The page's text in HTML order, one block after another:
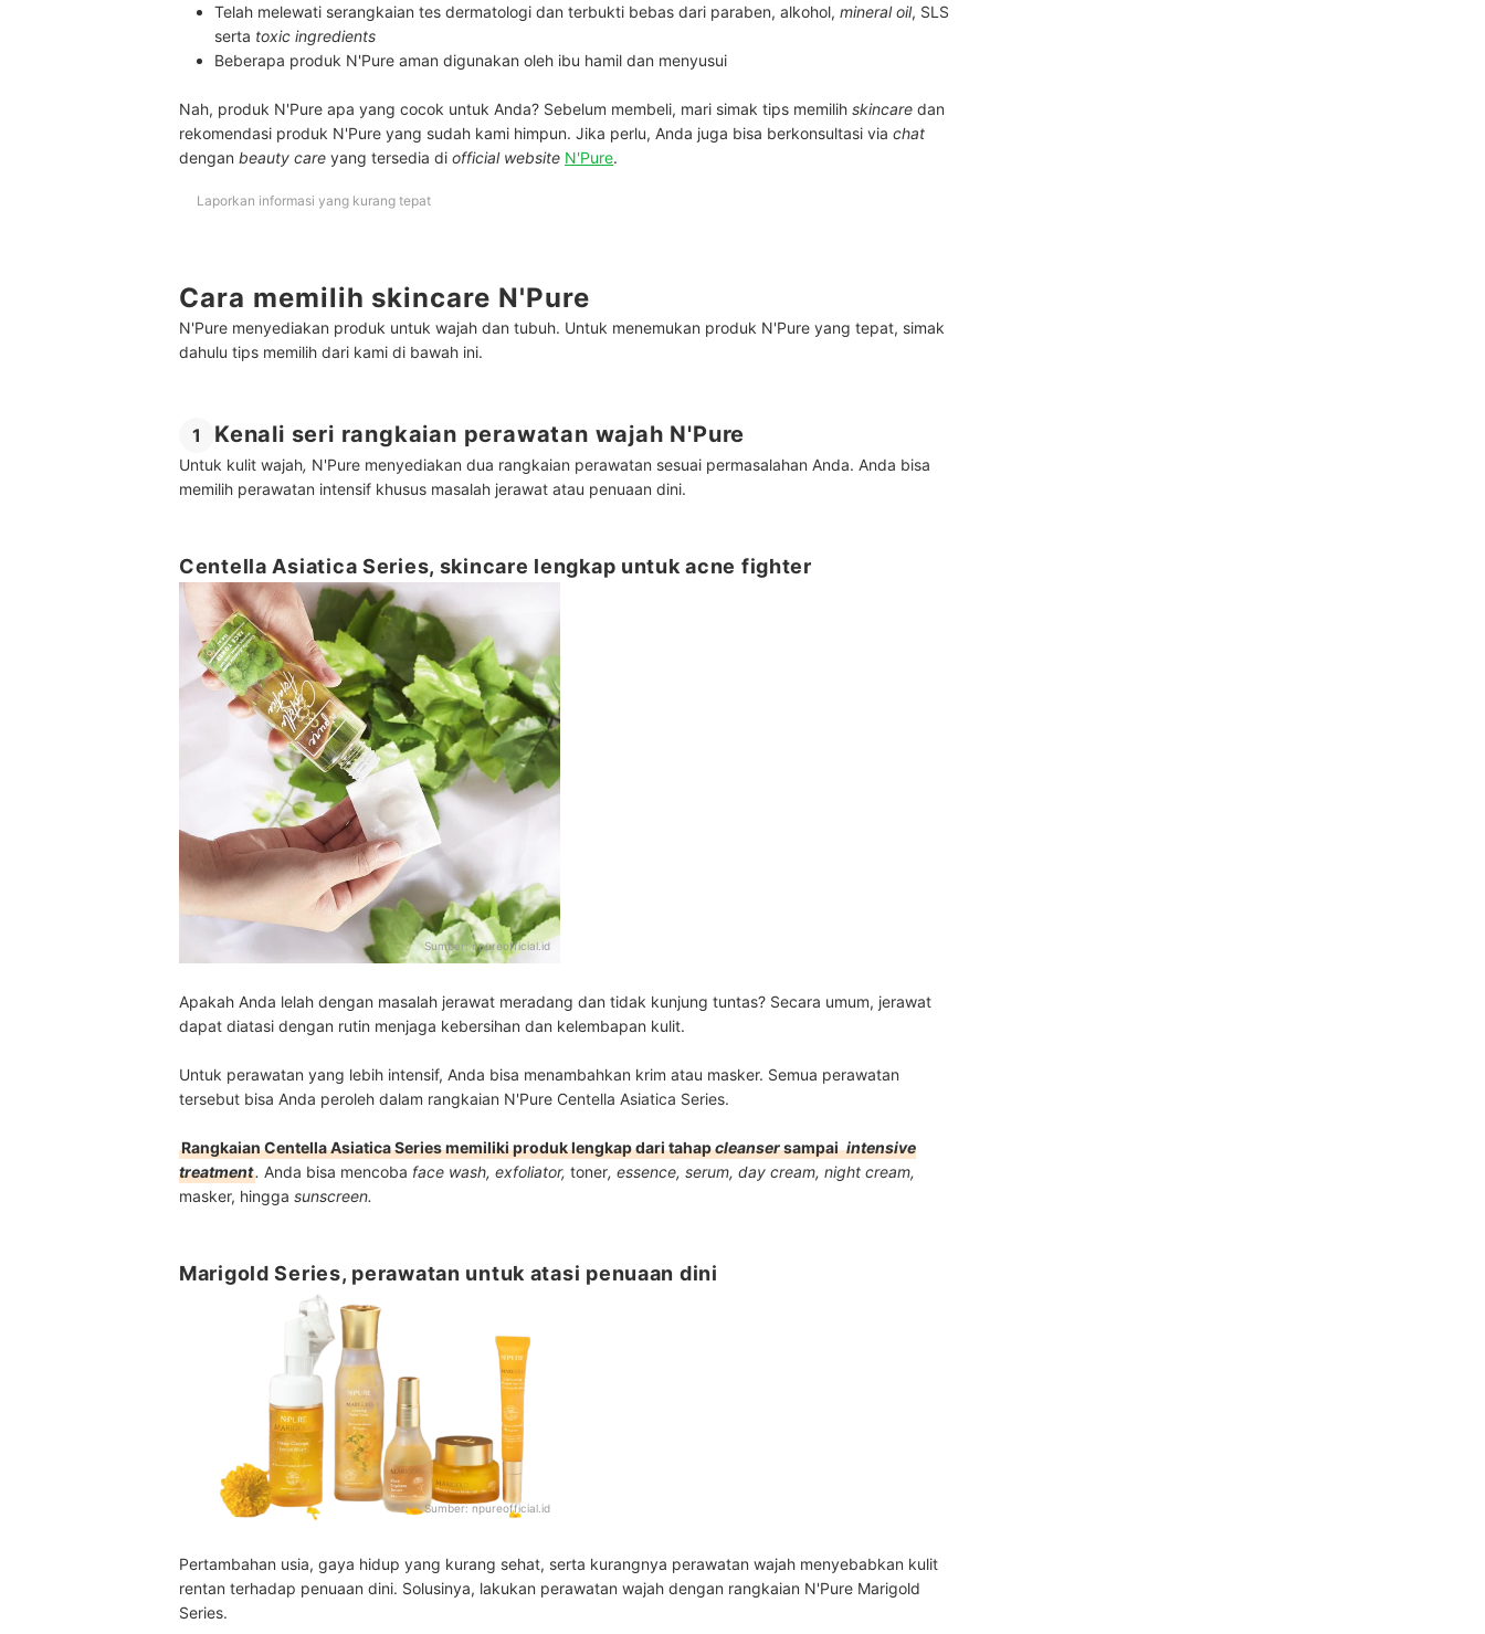
Telah melewati serangkaian tes dermatologi dan terbukti bebas dari paraben, alkohol, mineral oil, SLS
serta toxic ingredients
Beberapa produk N'Pure aman digunakan oleh ibu hamil dan menyusui
Nah, produk N'Pure apa yang cocok untuk Anda? Sebelum membeli, mari simak tips memilih skincare dan
rekomendasi produk N'Pure yang sudah kami himpun. Jika perlu, Anda juga bisa berkonsultasi via chat
dengan beauty care yang tersedia di official website N'Pure.
Laporkan informasi yang kurang tepat
Cara memilih skincare N'Pure
N'Pure menyediakan produk untuk wajah dan tubuh. Untuk menemukan produk N'Pure yang tepat, simak
dahulu tips memilih dari kami di bawah ini.
1 Kenali seri rangkaian perawatan wajah N'Pure
Untuk kulit wajah, N'Pure menyediakan dua rangkaian perawatan sesuai permasalahan Anda. Anda bisa
memilih perawatan intensif khusus masalah jerawat atau penuaan dini.
Centella Asiatica Series, skincare lengkap untuk acne fighter
Sumber:npureofficial.id
Apakah Anda lelah dengan masalah jerawat meradang dan tidak kunjung tuntas? Secara umum, jerawat
dapat diatasi dengan rutin menjaga kebersihan dan kelembapan kulit.
Untuk perawatan yang lebih intensif, Anda bisa menambahkan krim atau masker. Semua perawatan
tersebut bisa Anda peroleh dalam rangkaian N'Pure Centella Asiatica Series.
Rangkaian Centella Asiatica Series memiliki produk lengkap dari tahapcleansersampai intensive
treatment. Anda bisa mencoba face wash, exfoliator, toner, essence, serum, day cream, night cream,
masker, hingga sunscreen.
Marigold Series, perawatan untuk atasi penuaan dini
Sumber:npureofficial.id
Pertambahan usia, gaya hidup yang kurang sehat, serta kurangnya perawatan wajah menyebabkan kulit
rentan terhadap penuaan dini. Solusinya, lakukan perawatan wajah dengan rangkaian N'Pure Marigold
Series.